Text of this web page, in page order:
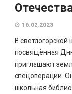
Отечества
16.02.2023
В светлогорской
посвящённая
приглашают
спецоперации.
школьная